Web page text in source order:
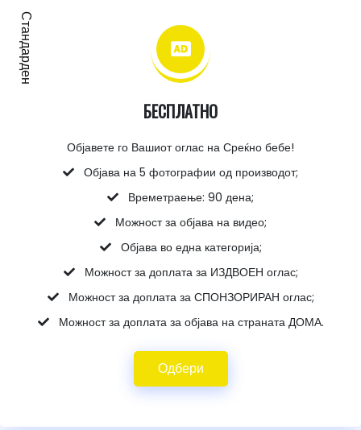
Стандарден
БЕСПЛАТНО
Објавете го Вашиот оглас на Среќно бебе!
Објава на 5 фотографии од производот;
Времетраење: 90 дена;
Можност за објава на видео;
Објава во една категорија;
Можност за доплата за ИЗДВОЕН оглас;
Можност за доплата за СПОНЗОРИРАН оглас;
Можност за доплата за објава на страната ДОМА.
Одбери